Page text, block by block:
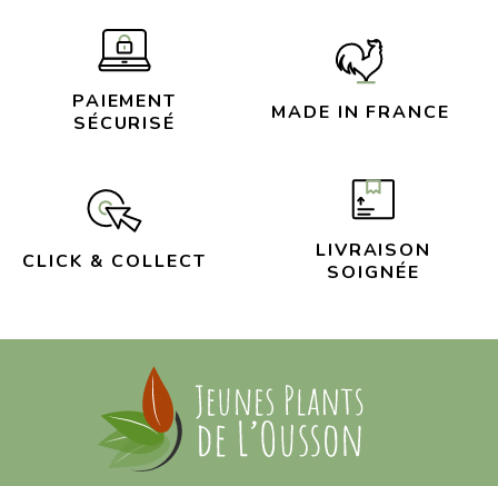
PAIEMENT
SÉCURISÉ
MADE IN FRANCE
CLICK & COLLECT
LIVRAISON
SOIGNÉE